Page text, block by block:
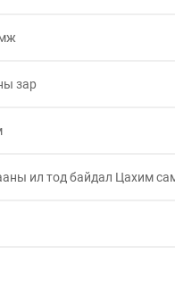
зар
ил тод байдал Цахим